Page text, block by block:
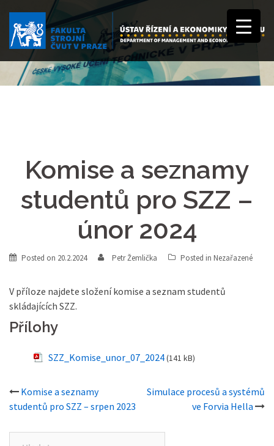
Komise a seznamy
studentů pro SZZ –
únor 2024
Posted on 20.2.2024 Petr Žemlička Posted in Nezařazené
V příloze najdete složení komise a seznam studentů
skládajících SZZ.
Přílohy
SZZ_Komise_unor_07_2024(141 kB)
Post
navigation
Komise a seznamy
studentů pro SZZ – srpen 2023
Simulace procesů a systémů
ve Forvia Hella